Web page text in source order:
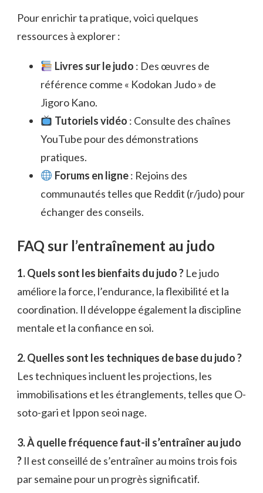
Pour enrichir ta pratique, voici quelques
ressources à explorer :
Livres sur le judo : Des œuvres de
référence comme « Kodokan Judo » de
Jigoro Kano.
Tutoriels vidéo : Consulte des chaînes
YouTube pour des démonstrations
pratiques.
Forums en ligne: Rejoins des
communautés telles que Reddit (r/judo) pour
échanger des conseils.
FAQ sur l’entraînement au judo
1. Quels sont les bienfaits du judo ? Le judo
améliore la force, l’endurance, la flexibilité et la
coordination. Il développe également la discipline
mentale et la confiance en soi.
2. Quelles sont les techniques de base du judo ?
Les techniques incluent les projections, les
immobilisations et les étranglements, telles que O-
soto-gari et Ippon seoi nage.
3. À quelle fréquence faut-il s’entraîner au judo
? Il est conseillé de s’entraîner au moins trois fois
par semaine pour un progrès significatif.